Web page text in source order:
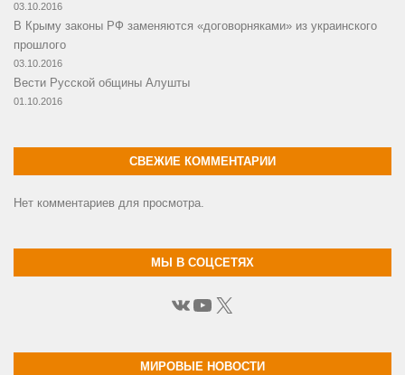
03.10.2016
В Крыму законы РФ заменяются «договорняками» из украинского
прошлого
03.10.2016
Вести Русской общины Алушты
01.10.2016
СВЕЖИЕ КОММЕНТАРИИ
Нет комментариев для просмотра.
МЫ В СОЦСЕТЯХ
ВКонтакте
YouTube
X
МИРОВЫЕ НОВОСТИ